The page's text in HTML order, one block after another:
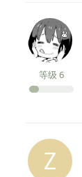
等级 6
Z